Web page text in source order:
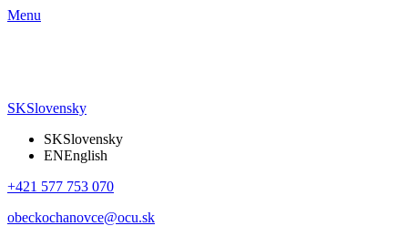
Menu
SKSlovensky
SKSlovensky
ENEnglish
+421 577 753 070
obeckochanovce@ocu.sk